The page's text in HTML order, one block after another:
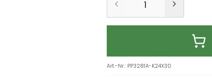
Art.-Nr.: PP3281A-K24X30